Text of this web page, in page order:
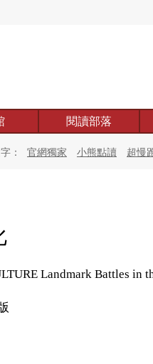
閱讀部落
： 官網獨家 小熊點讀 超慢
Landmark Battles in